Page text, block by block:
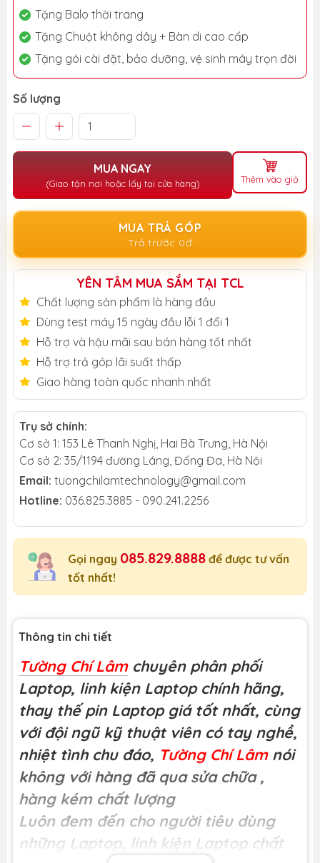
Tặng Balo thời trang
Tặng Chuột không dây + Bàn di cao cấp
Tặng gói cài đặt, bảo dưỡng, vệ sinh máy trọn đời
Số lượng
MUA NGAY
(Giao tận nơi hoặc lấy tại cửa hàng) Thêm vào giỏ
MUA TRẢ GÓP
Trả trước 0đ
YÊN TÂM MUA SẮM TẠI TCL
Chất lượng sản phẩm là hàng đầu
Dùng test máy 15 ngày đầu lỗi 1 đổi 1
Hỗ trợ và hậu mãi sau bán hàng tốt nhất
Hỗ trợ trả góp lãi suất thấp
Giao hàng toàn quốc nhanh nhất
Trụ sở chính:
Cơ sở 1: 153 Lê Thanh Nghị, Hai Bà Trưng, Hà Nội
Cơ sở 2: 35/1194 đường Láng, Đống Đa, Hà Nội
Email: tuongchilamtechnology@gmail.com
Hotline: 036.825.3885 - 090.241.2256
Gọi ngay 085.829.8888 để được tư vấn
tốt nhất!
Thông tin chi tiết
Tường Chí Lâm chuyên phân phối
Laptop, linh kiện Laptop chính hãng,
thay thế pin Laptop giá tốt nhất, cùng
với đội ngũ kỹ thuật viên có tay nghề,
nhiệt tình chu đáo, Tường Chí Lâm nói
không với hàng đã qua sửa chữa ,
hàng kém chất lượng
Luôn đem đến cho người tiêu dùng
những Laptop, linh kiện Laptop chất